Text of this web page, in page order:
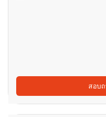
สอบ